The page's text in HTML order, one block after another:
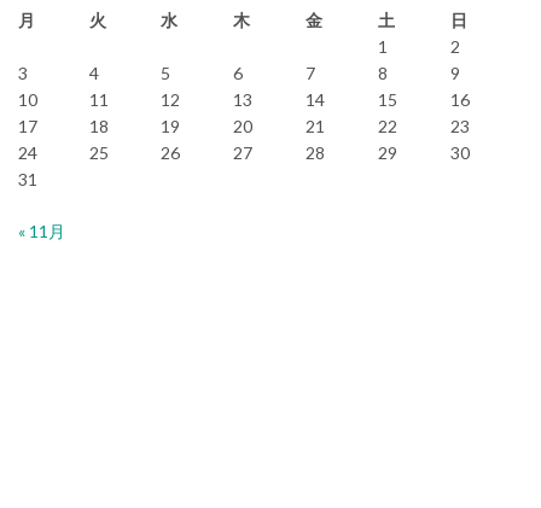
月
火 水 木 金 土
日
1
2
3
4 5 6 7 8
9
10
11 12 13 14 15
16
17
18 19 20 21 22
23
24
25 26 27 28 29
30
31
« 11月